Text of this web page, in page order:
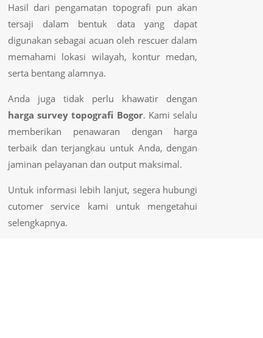
Hasil dari pengamatan topografi pun akan
tersaji dalam bentuk data yang dapat
digunakan sebagai acuan oleh rescuer dalam
memahami lokasi wilayah, kontur medan,
serta bentang alamnya.
Anda juga tidak perlu khawatir dengan
harga survey topografi Bogor. Kami selalu
memberikan penawaran dengan harga
terbaik dan terjangkau untuk Anda, dengan
jaminan pelayanan dan output maksimal.
Untuk informasi lebih lanjut, segera hubungi
cutomer service kami untuk mengetahui
selengkapnya.